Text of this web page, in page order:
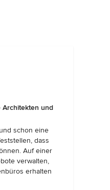
Architekten und
schon eine
dass
Auf einer
verwalten,
erhalten